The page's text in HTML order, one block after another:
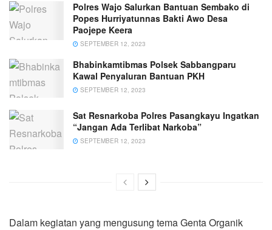
Polres Wajo Salurkan Bantuan Sembako di
Popes Hurriyatunnas Bakti Awo Desa
Paojepe Keera
SEPTEMBER 12, 2023
Bhabinkamtibmas Polsek Sabbangparu
Kawal Penyaluran Bantuan PKH
SEPTEMBER 12, 2023
Sat Resnarkoba Polres Pasangkayu Ingatkan
“Jangan Ada Terlibat Narkoba”
SEPTEMBER 12, 2023
Dalam kegiatan yang mengusung tema Genta Organik